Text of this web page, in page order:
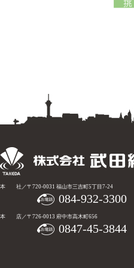
本 社／〒720-0031 福山市三吉町5丁目7-24
084-932-3300
本 店／〒726-0013 府中市高木町656
0847-45-3844